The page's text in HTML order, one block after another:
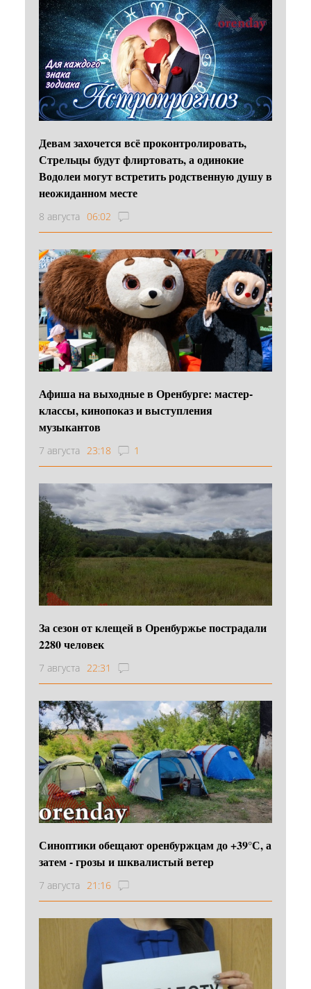
Девам захочется всё проконтролировать,
Стрельцы будут флиртовать, а одинокие
Водолеи могут встретить родственную душу в
неожиданном месте
8 августа 06:02
Афиша на выходные в Оренбурге: мастер-
классы, кинопоказ и выступления
музыкантов
7 августа 23:18 1
За сезон от клещей в Оренбуржье пострадали
2280 человек
7 августа 22:31
Синоптики обещают оренбуржцам до +39°С, а
затем - грозы и шквалистый ветер
7 августа 21:16